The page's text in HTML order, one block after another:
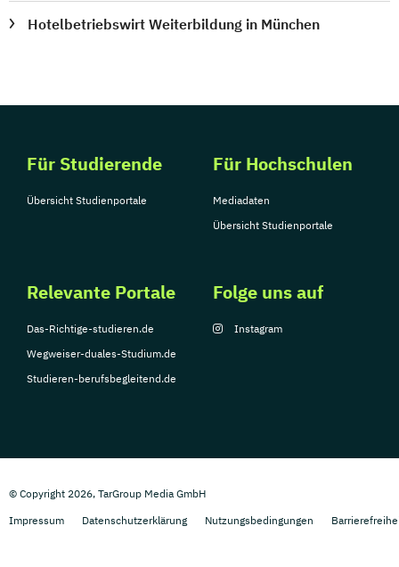
Hotelbetriebswirt Weiterbildung in München
Für Studierende
Übersicht Studienportale
Für Hochschulen
Mediadaten
Übersicht Studienportale
Relevante Portale
Das-Richtige-studieren.de
Wegweiser-duales-Studium.de
Studieren-berufsbegleitend.de
Folge uns auf
Instagram
© Copyright 2026, TarGroup Media GmbH
Impressum
Datenschutzerklärung Nutzungsbedingungen